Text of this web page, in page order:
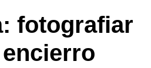
fotografiar